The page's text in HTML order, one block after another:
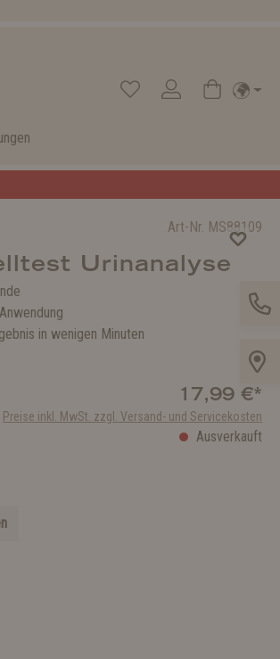
Art-Nr. MS88109
Urinanalyse
in wenigen Minuten
17,99 €*
Preise inkl. MwSt. zzgl. Versand- und Servicekosten
Ausverkauft